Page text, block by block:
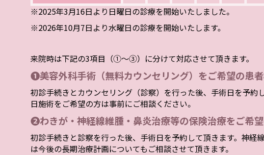
※2025年3月16日より日曜日の診療を開始いたしました。
※2026年10月7日より水曜日の診療を開始いたします。
来院時は下記の3項目（①～③）に分けて対応させて頂きます。
❶美容外科手術（無料カウンセリング）をご希望の患
初診手続きとカウンセリング（診察）を行った後、手術日を予約
日施術をご希望の方は事前にご相談ください。
❷わきが・神経線維腫・鼻炎治療等の保険治療をご希
初診手続きと診察を行った後、手術日を予約して頂きます。神経
は今後の長期治療計画についてもご相談させて頂きます。